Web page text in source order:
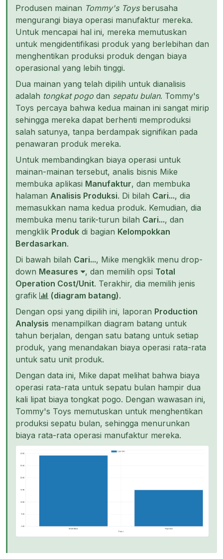
Produsen mainan Tommy's Toysberusaha
mengurangi biaya operasi manufaktur mereka.
Untuk mencapai hal ini, mereka memutuskan
untuk mengidentifikasi produk yang berlebihan dan
menghentikan produksi produk dengan biaya
operasional yang lebih tinggi.
Dua mainan yang telah dipilih untuk dianalisis
adalah tongkat pogo dan sepatu bulan. Tommy's
Toys percaya bahwa kedua mainan ini sangat mirip
sehingga mereka dapat berhenti memproduksi
salah satunya, tanpa berdampak signifikan pada
penawaran produk mereka.
Untuk membandingkan biaya operasi untuk
mainan-mainan tersebut, analis bisnis Mike
membuka aplikasi Manufaktur, dan membuka
halaman Analisis Produksi. Di bilah Cari..., dia
memasukkan nama kedua produk. Kemudian, dia
membuka menu tarik-turun bilah Cari..., dan
mengklik Produk di bagian Kelompokkan
Berdasarkan.
Di bawah bilah Cari..., Mike mengklik menu drop-
down Measures , dan memilih opsi Total
Operation Cost/Unit. Terakhir, dia memilih jenis
grafik
(diagram batang).
Dengan opsi yang dipilih ini, laporan Production
Analysis menampilkan diagram batang untuk
tahun berjalan, dengan satu batang untuk setiap
produk, yang menandakan biaya operasi rata-rata
untuk satu unit produk.
Dengan data ini, Mike dapat melihat bahwa biaya
operasi rata-rata untuk sepatu bulan hampir dua
kali lipat biaya tongkat pogo. Dengan wawasan ini,
Tommy's Toys memutuskan untuk menghentikan
produksi sepatu bulan, sehingga menurunkan
biaya rata-rata operasi manufaktur mereka.